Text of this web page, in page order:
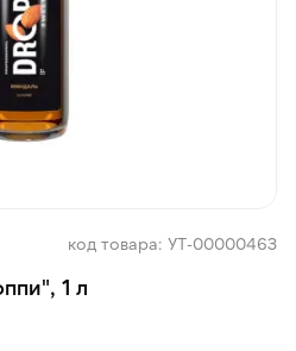
код товара: УТ-00000463
1 л